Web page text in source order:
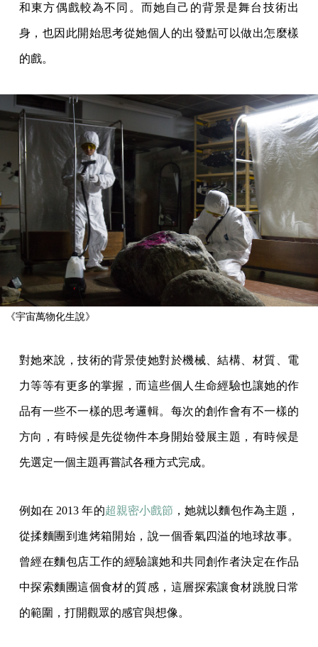
和東方偶戲較為不同。而她自己的背景是舞台技術出
身，也因此開始思考從她個人的出發點可以做出怎麼樣
的戲。
《宇宙萬物化生說》
對她來說，技術的背景使她對於機械、結構、材質、電
力等等有更多的掌握，而這些個人生命經驗也讓她的作
品有一些不一樣的思考邏輯。每次的創作會有不一樣的
方向，有時候是先從物件本身開始發展主題，有時候是
先選定一個主題再嘗試各種方式完成。
例如在 2013 年的超親密小戲節 ，她就以麵包作為主題，
從揉麵團到進烤箱開始，說一個香氣四溢的地球故事。
曾經在麵包店工作的經驗讓她和共同創作者決定在作品
中探索麵團這個食材的質感，這層探索讓食材跳脫日常
的範圍，打開觀眾的感官與想像。